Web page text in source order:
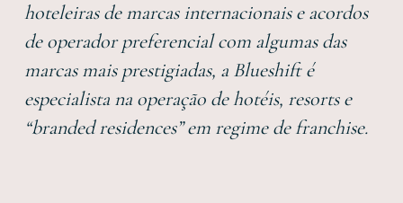
hoteleiras de marcas internacionais e acordos
de operador preferencial com algumas das
marcas mais prestigiadas, a Blueshift é
especialista na operação de hotéis, resorts e
“branded residences” em regime de franchise.